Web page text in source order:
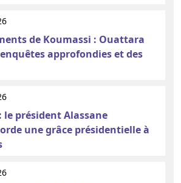
de Koumassi : Ouattara
approfondies et des
le président Alassane
une grâce présidentielle à